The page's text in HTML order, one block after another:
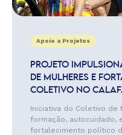
Apoio a Projetos
PROJETO
DE MULHERES E
COLETIVO NO
Iniciativa do Coletivo de
formação, autocuidado,
fortalecimento político